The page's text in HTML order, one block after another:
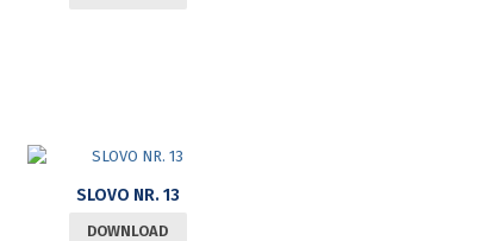
SLOVO NR. 13
DOWNLOAD